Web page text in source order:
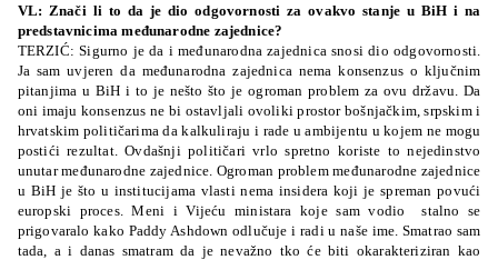
VL: Znači li to da je dio odgovornosti za ovakvo stanje u BiH i na
predstavnicima međunarodne zajednice?
TERZIĆ: Sigurno je da i međunarodna zajednica snosi dio odgovornosti.
Ja sam uvjeren da međunarodna zajednica nema konsenzus o ključnim
pitanjima u BiH i to je nešto što je ogroman problem za ovu državu. Da
oni imaju konsenzus ne bi ostavljali ovoliki prostor bošnjačkim, srpskim i
hrvatskim političarima da kalkuliraju i rade u ambijentu u kojem ne mogu
postići rezultat. Ovdašnji političari vrlo spretno koriste to nejedinstvo
unutar međunarodne zajednice. Ogroman problem međunarodne zajednice
u BiH je što u institucijama vlasti nema insidera koji je spreman povući
europski proces. Meni i Vijeću ministara koje sam vodio stalno se
prigovaralo kako Paddy Ashdown odlučuje i radi u naše ime. Smatrao sam
tada, a i danas smatram da je nevažno tko će biti okarakteriziran kao